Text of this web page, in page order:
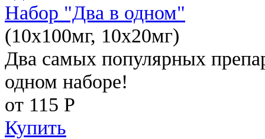
Набор "Два в одном"
(10x100мг, 10x20мг)
Два самых популярных
одном наборе!
от 115 Р
Купить